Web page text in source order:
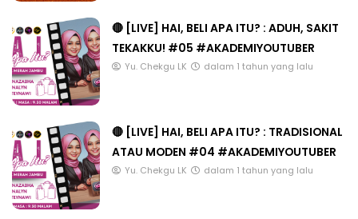
🔴 [LIVE] HAI, BELI APA ITU? : ADUH, SAKIT
TEKAKKU! #05 #AKADEMIYOUTUBER
Yu. Chekgu LK dalam 1 tahun yang lalu
🔴 [LIVE] HAI, BELI APA ITU? : TRADISIONAL
ATAU MODEN #04 #AKADEMIYOUTUBER
Yu. Chekgu LK dalam 1 tahun yang lalu